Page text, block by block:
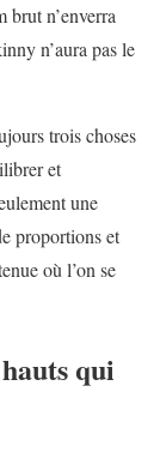
brut n’enverra
n’aura pas le
trois choses
et
une
proportions et
où l’on se
qui